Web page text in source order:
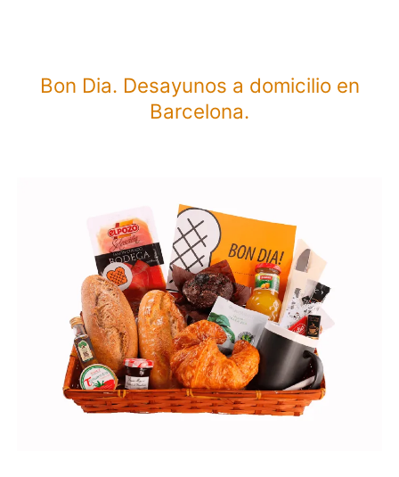
Bon Dia. Desayunos a domicilio en
Barcelona.